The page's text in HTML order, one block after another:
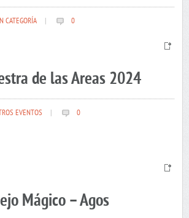
CATEGORÍA 0
de las Areas 2024
EVENTOS 0
Mágico – Agos